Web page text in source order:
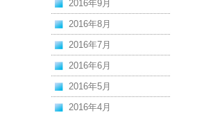
2016年9月
2016年8月
2016年7月
2016年6月
2016年5月
2016年4月